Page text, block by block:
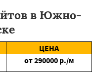
в Южно-
ЦЕНА
от290000 р./м